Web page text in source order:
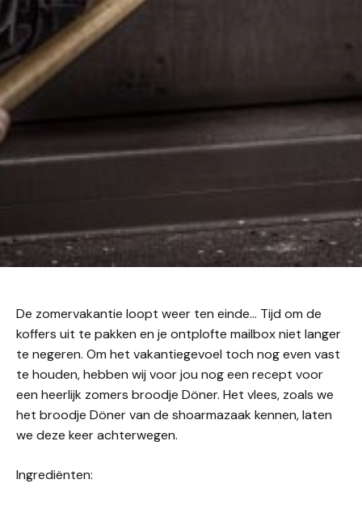
De zomervakantie loopt weer ten einde… Tijd om de
koffers uit te pakken en je ontplofte mailbox niet langer
te negeren. Om het vakantiegevoel toch nog even vast
te houden, hebben wij voor jou nog een recept voor
een heerlijk zomers broodje Döner. Het vlees, zoals we
het broodje Döner van de shoarmazaak kennen, laten
we deze keer achterwegen.
Ingrediënten: